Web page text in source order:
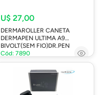
U$ 27,00
DERMAROLLER CANETA
DERMAPEN ULTIMA A9
BIVOLT(SEM FIO)DR.PEN
Cód: 7890